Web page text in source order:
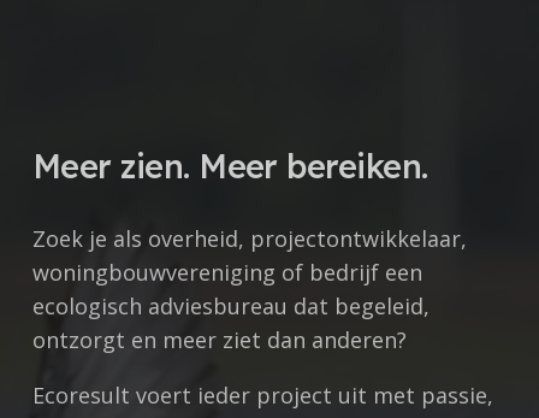
Meer zien. Meer bereiken.
Zoek je als overheid, projectontwikkelaar,
woningbouwvereniging of bedrijf een
ecologisch adviesbureau dat begeleid,
ontzorgt en meer ziet dan anderen?
Ecoresult voert ieder project uit met passie,